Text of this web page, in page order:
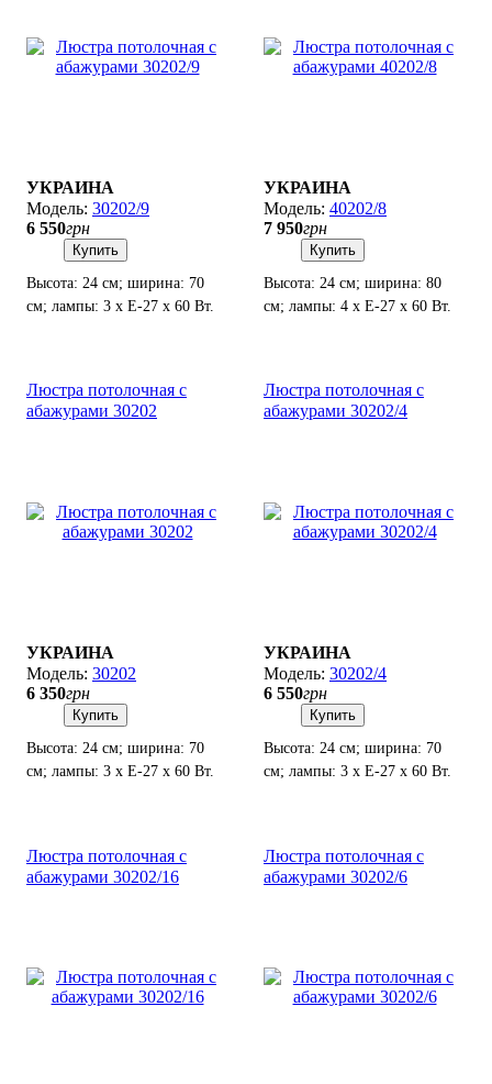
УКРАИНА
30202/9
6 550грн
Купить
Высота: 24 см; ширина: 70
см; лампы: 3 х Е-27 х 60 Вт.
УКРАИНА
40202/8
7 950грн
Купить
Высота: 24 см; ширина: 80
см; лампы: 4 х Е-27 х 60 Вт.
Люстра потолочная с
абажурами 30202
УКРАИНА
30202
6 350грн
Купить
Высота: 24 см; ширина: 70
см; лампы: 3 х Е-27 х 60 Вт.
Люстра потолочная с
абажурами 30202/4
УКРАИНА
30202/4
6 550грн
Купить
Высота: 24 см; ширина: 70
см; лампы: 3 х Е-27 х 60 Вт.
Люстра потолочная с
абажурами 30202/16
Люстра потолочная с
абажурами 30202/6